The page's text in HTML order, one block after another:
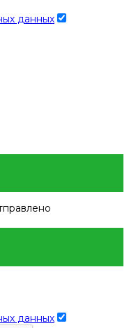
данных
данных